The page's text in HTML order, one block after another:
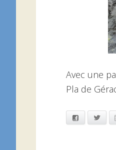
Avec une
Pla de
Facebook